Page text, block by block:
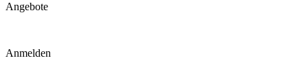
Angebote
Anmelden